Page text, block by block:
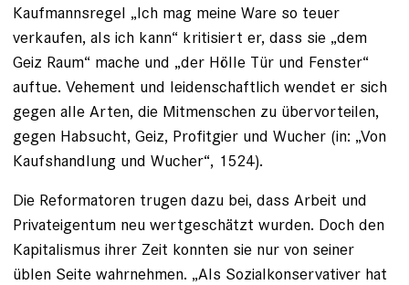
Kaufmannsregel „Ich mag meine Ware so teuer
verkaufen, als ich kann“ kritisiert er, dass sie „dem
Geiz Raum“ mache und „der Hölle Tür und Fenster“
auftue. Vehement und leidenschaftlich wendet er sich
gegen alle Arten, die Mitmenschen zu übervorteilen,
gegen Habsucht, Geiz, Profitgier und Wucher (in: „Von
Kaufshandlung und Wucher“, 1524).
Die Reformatoren trugen dazu bei, dass Arbeit und
Privateigentum neu wertgeschätzt wurden. Doch den
Kapitalismus ihrer Zeit konnten sie nur von seiner
üblen Seite wahrnehmen. „Als Sozialkonservativer hat